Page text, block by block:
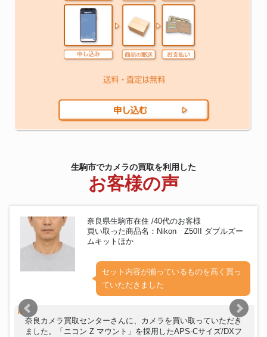
生駒市でカメラの買取を利用した
お客様の声
奈良県生駒市在住 /40代のお客様
買い取った商品名：Nikon Z50II ダブルズー
ムキットほか
セット内容が揃っているものを高く買っ
ていただきました
奈良カメラ買取センターさんに、カメラを買い取っていただき
ました。「ニコン Z マウント」を採用したAPS-Cサイズ/DXフ